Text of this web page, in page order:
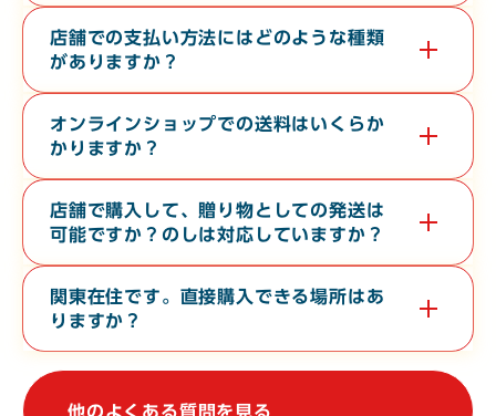
はい。教育旅行や経済団体等、団体様の工場見学も承っておりま
す。無料で３０分から６０分程度の時間で承っております。希望
日の１０日前までに電話またはお問い合わせフォームよりご連絡
ください。
店舗での支払い方法にはどのような種類
がありますか？
現金・各クレジットカード・各種電子マネー・バーコード決済が
対応しております。
オンラインショップでの送料はいくらか
かりますか？
お届け先の地域や、常温便・冷蔵便・冷凍便などの温度帯によっ
て異なります。オンラインショップの ご利用ガイドをご確認くだ
さい。
店舗で購入して、贈り物としての発送は
可能ですか？のしは対応していますか？
店舗からの地方発送（クロネコヤマト便）、熨斗（のし）の対応
も行なっております。
関東在住です。直接購入できる場所はあ
りますか？
関東地方で常時販売している店舗はございませんが、不定期で上
野駅や大宮駅での物産展に出店しております。催事等の情報は、